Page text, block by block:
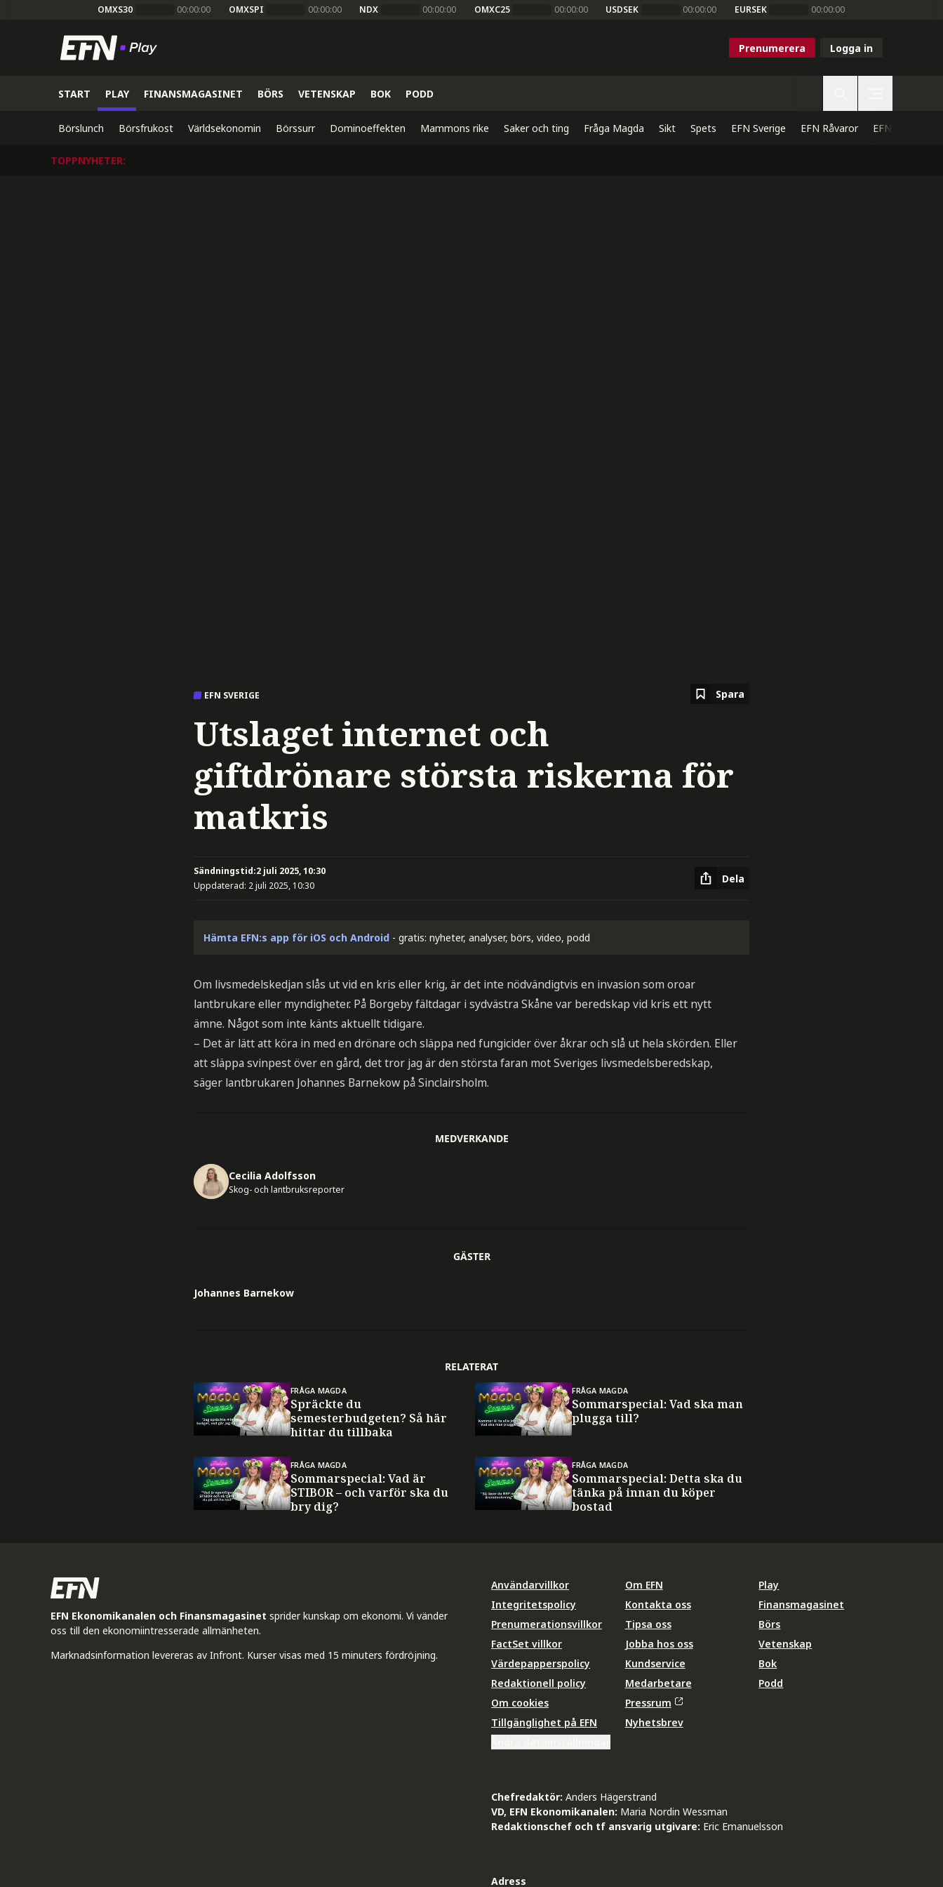
OMXS30 00:00:00 OMXSPI 00:00:00 NDX 00:00:00 OMXC25 00:00:00 USDSEK 00:00:00 EURSEK 00:00:00
Prenumerera Logga in
START PLAY FINANSMAGASINET BÖRS VETENSKAP BOK PODD
Börslunch Börsfrukost Världsekonomin Börssurr Dominoeffekten Mammons rike Saker och ting Fråga Magda Sikt Spets EFN Sverige EFN Råvaror EFN Direkt
TOPPNYHETER:
EFN SVERIGE Spara
Utslaget internet och
giftdrönare största riskerna för
matkris
Sändningstid:2 juli 2025, 10:30
Uppdaterad: 2 juli 2025, 10:30
Dela
Hämta EFN:s app för iOS och Android - gratis: nyheter, analyser, börs, video, podd
Om livsmedelskedjan slås ut vid en kris eller krig, är det inte nödvändigtvis en invasion som oroar
lantbrukare eller myndigheter. På Borgeby fältdagar i sydvästra Skåne var beredskap vid kris ett nytt
ämne. Något som inte känts aktuellt tidigare.
– Det är lätt att köra in med en drönare och släppa ned fungicider över åkrar och slå ut hela skörden. Eller
att släppa svinpest över en gård, det tror jag är den största faran mot Sveriges livsmedelsberedskap,
säger lantbrukaren Johannes Barnekow på Sinclairsholm.
MEDVERKANDE
Cecilia Adolfsson
Skog- och lantbruksreporter
GÄSTER
Johannes Barnekow
RELATERAT
FRÅGA MAGDA
Spräckte du
semesterbudgeten? Så här
hittar du tillbaka
FRÅGA MAGDA
Sommarspecial: Vad ska man
plugga till?
FRÅGA MAGDA
Sommarspecial: Vad är
STIBOR – och varför ska du
bry dig?
FRÅGA MAGDA
Sommarspecial: Detta ska du
tänka på innan du köper
bostad
EFN Ekonomikanalen och Finansmagasinet sprider kunskap om ekonomi. Vi vänder
oss till den ekonomiintresserade allmänheten.
Marknadsinformation levereras av Infront. Kurser visas med 15 minuters fördröjning.
Användarvillkor
Integritetspolicy
Prenumerationsvillkor
FactSet villkor
Värdepapperspolicy
Redaktionell policy
Om cookies
Tillgänglighet på EFN
Om EFN
Kontakta oss
Tipsa oss
Jobba hos oss
Kundservice
Medarbetare
Pressrum
Nyhetsbrev
Play
Finansmagasinet
Börs
Vetenskap
Bok
Podd
Chefredaktör: Anders Hägerstrand
VD, EFN Ekonomikanalen: Maria Nordin Wessman
Redaktionschef och tf ansvarig utgivare: Eric Emanuelsson
Adress